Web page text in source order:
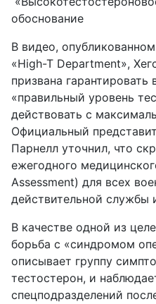
обоснование
В видео,
«High-T Department»,
призвана
«правильный уровень
действовать с
Официальный
Парнелл уточнил, что
ежегодного
Assessment) для всех
действительной службы
В качестве одной из
борьба с «синдромом
описывает группу
тестостерон, и
спецподразделений